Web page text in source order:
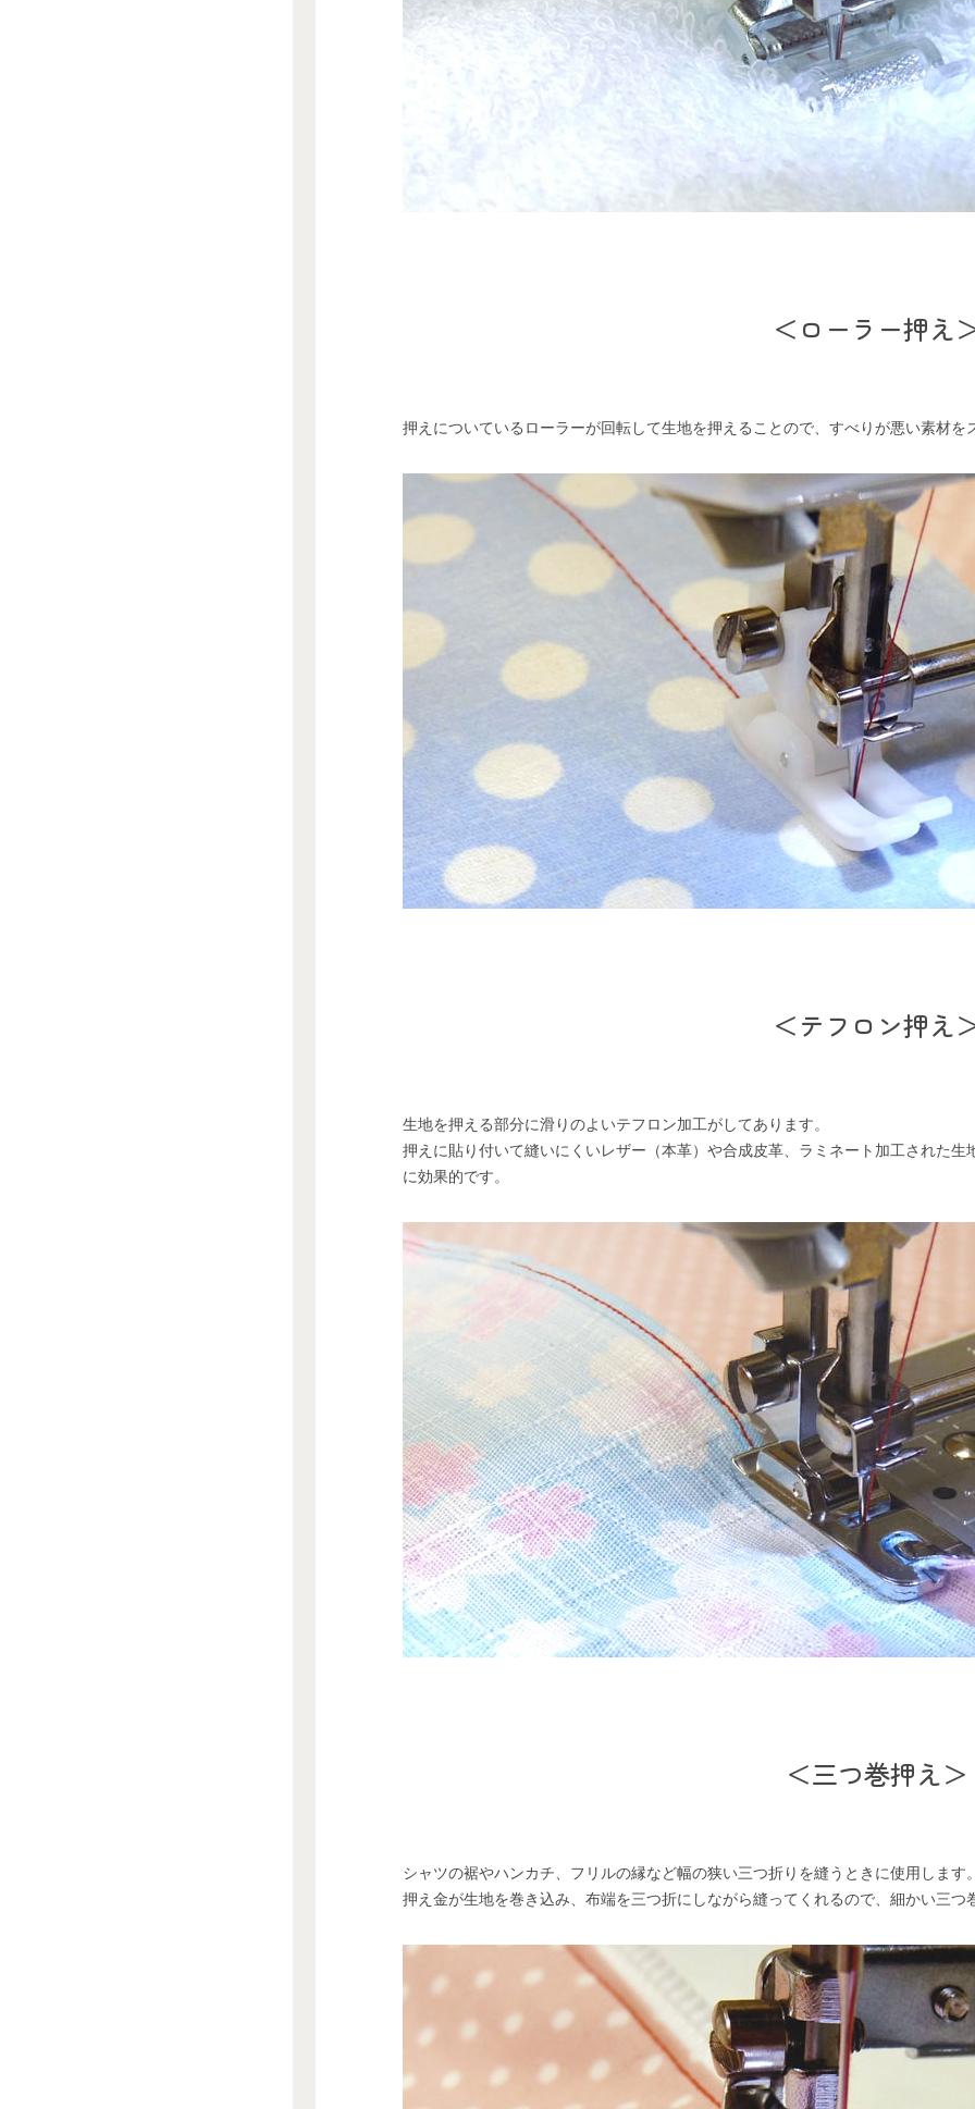
＜ローラー押え
押えについているローラーが回転して生地を押えることので、すべりが悪い素材を
＜テフロン押え
生地を押える部分に滑りのよいテフロン加工がしてあります。
押えに貼り付いて縫いにくいレザー（本革）や合成皮革、ラミネート加工された
に効果的です。
＜三つ巻押え＞
シャツの裾やハンカチ、フリルの縁など幅の狭い三つ折りを縫うときに使用します
押え金が生地を巻き込み、布端を三つ折にしながら縫ってくれるので、細かい三つ